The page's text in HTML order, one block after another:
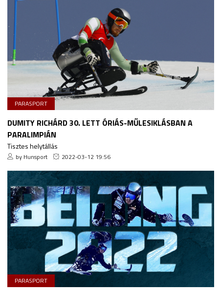
PARASPORT
DUMITY RICHÁRD 30. LETT ÓRIÁS-MŰLESIKLÁSBAN A
PARALIMPIÁN
Tisztes helytállás
by Hunsport 2022-03-12 19:56
PARASPORT